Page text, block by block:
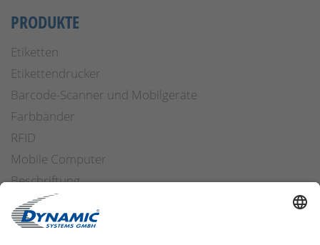
PRODUKTE
Etiketten
Etikettendrucker
Barcode-Scanner und Mobilgeräte
Farbbänder
RFID
Mobile Computer
Beschriftung
Arbeitssicherheit
Applikatoren